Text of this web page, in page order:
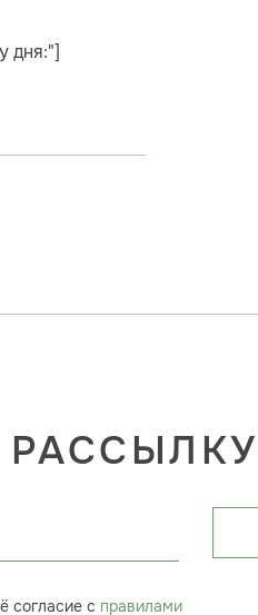
дня:"]
согласие с правилами